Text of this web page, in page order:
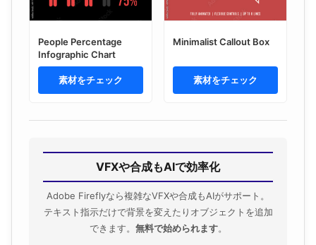
People Percentage
Infographic Chart
素材をチェック
Minimalist Callout Box
素材をチェック
VFXや合成もAIで効率化
Adobe Fireflyなら複雑なVFXや合成もAIがサポート。
テキスト指示だけで背景を変えたりオブジェクトを追加
できます。 無料で始められます。